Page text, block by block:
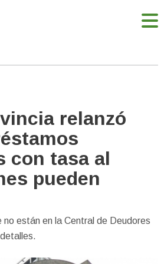
relanzó
con tasa al
pueden
están en la Central de Deudores